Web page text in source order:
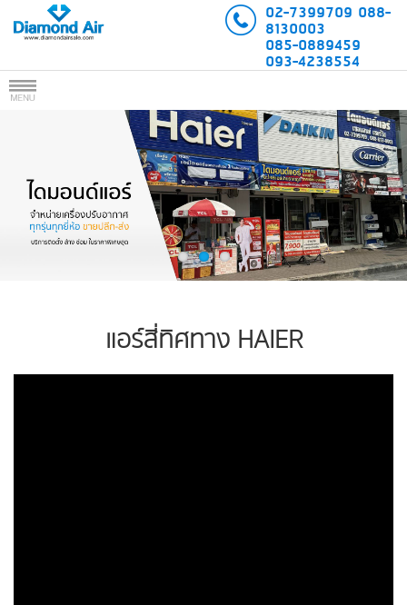
02-7399709 088-
8130003
085-0889459
093-4238554
แอร์สี่ทิศทาง HAIER